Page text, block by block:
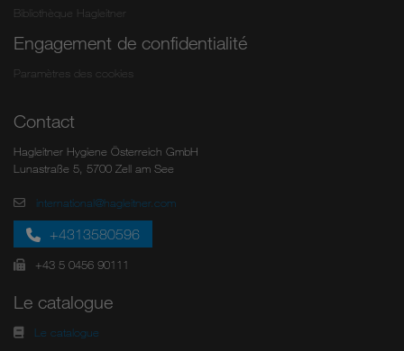
Bibliothèque Hagleitner
Engagement de confidentialité
Paramètres des cookies
Contact
Hagleitner Hygiene Österreich GmbH
Lunastraße 5, 5700 Zell am See
international@hagleitner.com
+4313580596
+43 5 0456 90111
Le catalogue
Le catalogue